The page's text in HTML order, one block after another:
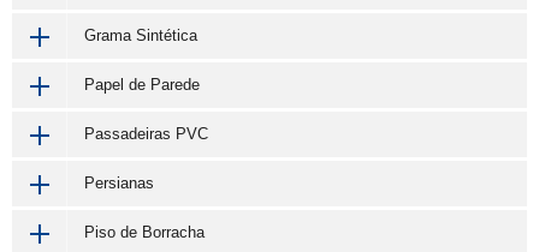
Grama Sintética
Papel de Parede
Passadeiras PVC
Persianas
Piso de Borracha